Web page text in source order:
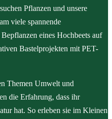
Pflanzen und unsere
viele spannende
eines Hochbeets auf
Bastelprojekten mit PET-
Themen Umwelt und
die Erfahrung, dass ihr
hat. So erleben sie im Kleinen